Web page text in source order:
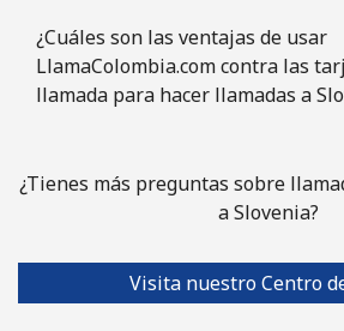
¿Cuáles son las ventajas de usar
LlamaColombia.com contra las
llamada para hacer llamadas a
¿Tienes más preguntas sobre
a Slovenia?
Visita nuestro Centro